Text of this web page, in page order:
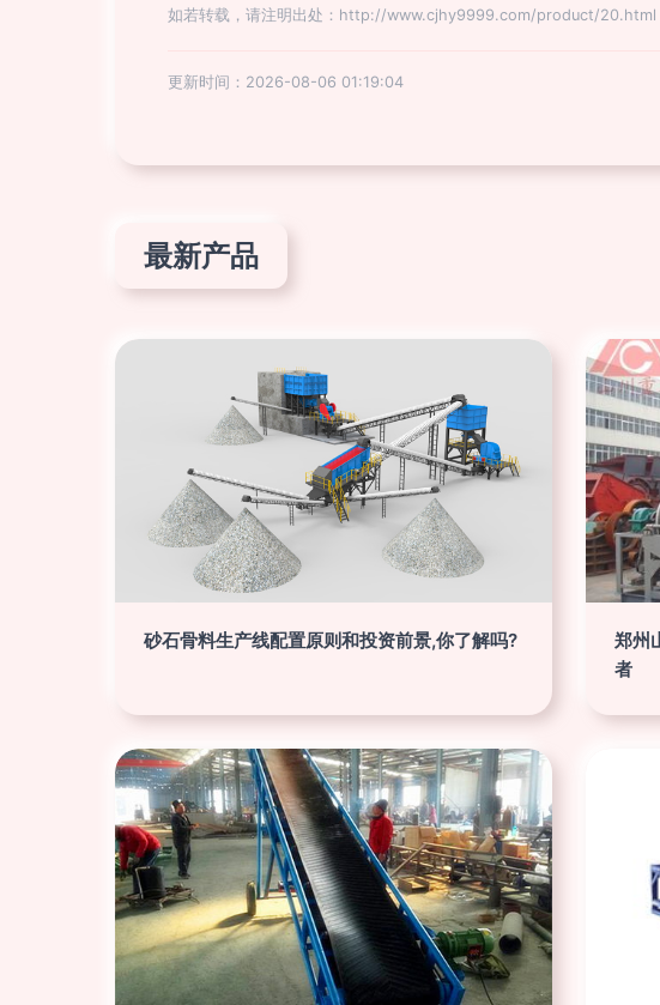
如若转载，请注明出处：http://www.cjhy9999.com/product/20.html
更新时间：2026-08-06 01:19:04
最新产品
砂石骨料生产线配置原则和投资前景,你了解吗?
郑州
者